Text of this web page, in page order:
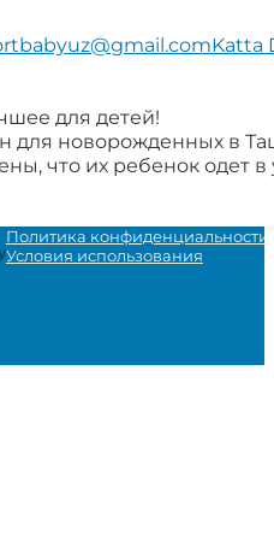
Katta
в Telegram
в YouTube
для детей!
для новорожденных в
что их ребенок одет
Политика конфиденциальности
Условия использования